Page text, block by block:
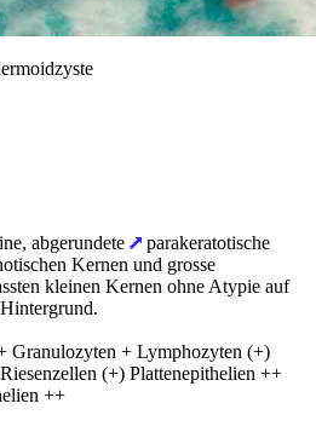
abgerundete
parakeratotische
Kernen und grosse
kleinen Kernen ohne Atypie auf
Granulozyten + Lymphozyten (+)
(+) Plattenepithelien ++
++